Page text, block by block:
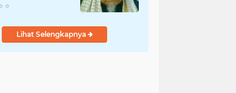
ULAMA
Lihat Selengkapnya